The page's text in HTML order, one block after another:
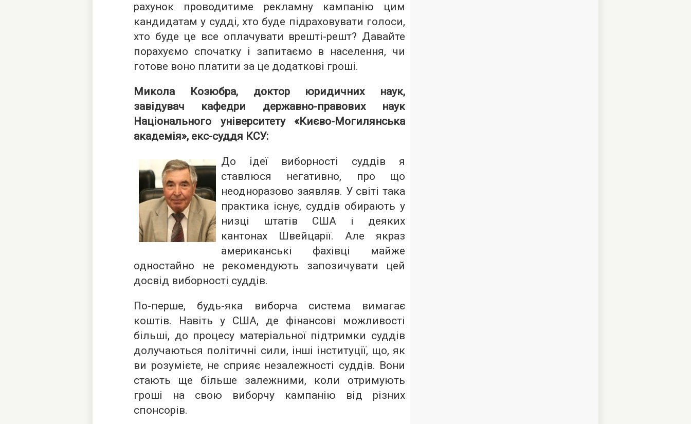
рахунок проводитиме рекламну кампанію цим
кандидатам у судді, хто буде підраховувати голоси,
хто буде це все оплачувати врешті-решт? Давайте
порахуємо спочатку і запитаємо в населення, чи
готове воно платити за це додаткові гроші.
Микола Козюбра, доктор юридичних наук,
завідувач кафедри державно-правових наук
Національного університету «Києво-Могилянська
академія», екс-суддя КСУ:
До ідеї виборності суддів я
ставлюся негативно, про що
неодноразово заявляв. У світі така
практика існує, суддів обирають у
низці штатів США і деяких
кантонах Швейцарії. Але якраз
американські фахівці майже
одностайно не рекомендують запозичувати цей
досвід виборності суддів.
По-перше, будь-яка виборча система вимагає
коштів. Навіть у США, де фінансові можливості
більші, до процесу матеріальної підтримки суддів
долучаються політичні сили, інші інституції, що, як
ви розумієте, не сприяє незалежності суддів. Вони
стають ще більше залежними, коли отримують
гроші на свою виборчу кампанію від різних
спонсорів.